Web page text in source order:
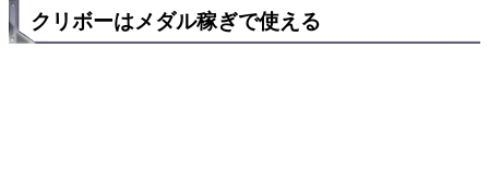
クリボーはメダル稼ぎで使える